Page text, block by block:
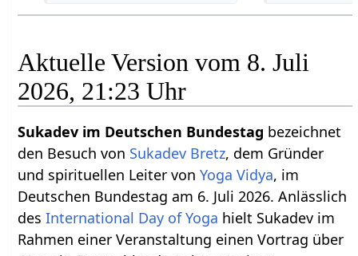
Aktuelle Version vom 8. Juli
2026, 21:23 Uhr
Sukadev im Deutschen Bundestag bezeichnet
den Besuch von Sukadev Bretz, dem Gründer
und spirituellen Leiter vonYoga Vidya, im
Deutschen Bundestag am 6. Juli 2026. Anlässlich
desInternational Day of Yoga hielt Sukadev im
Rahmen einer Veranstaltung einen Vortrag über